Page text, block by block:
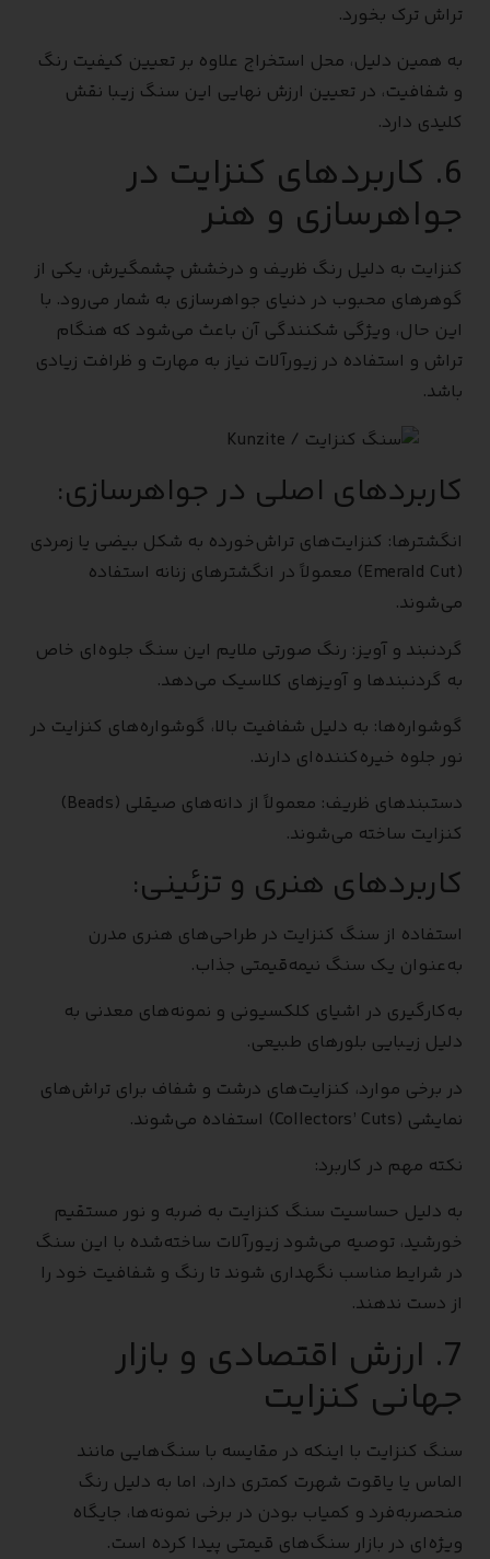
تراش ترک بخورد.
به همین دلیل، محل استخراج علاوه بر تعیین کیفیت رنگ
و شفافیت، در تعیین ارزش نهایی این سنگ زیبا نقش
کلیدی دارد.
6. کاربردهای کنزایت در
جواهرسازی و هنر
کنزایت به دلیل رنگ ظریف و درخشش چشمگیرش، یکی از
گوهرهای محبوب در دنیای جواهرسازی به شمار می‌رود. با
این حال، ویژگی شکنندگی آن باعث می‌شود که هنگام
تراش و استفاده در زیورآلات نیاز به مهارت و ظرافت زیادی
باشد.
کاربردهای اصلی در جواهرسازی:
انگشترها: کنزایت‌های تراش‌خورده به شکل بیضی یا زمردی
(Emerald Cut) معمولاً در انگشترهای زنانه استفاده
می‌شوند.
گردنبند و آویز: رنگ صورتی ملایم این سنگ جلوه‌ای خاص
به گردنبندها و آویزهای کلاسیک می‌دهد.
گوشواره‌ها: به دلیل شفافیت بالا، گوشواره‌های کنزایت در
نور جلوه خیره‌کننده‌ای دارند.
دستبندهای ظریف: معمولاً از دانه‌های صیقلی (Beads)
کنزایت ساخته می‌شوند.
کاربردهای هنری و تزئینی:
استفاده از سنگ کنزایت در طراحی‌های هنری مدرن
به‌عنوان یک سنگ نیمه‌قیمتی جذاب.
به‌کارگیری در اشیای کلکسیونی و نمونه‌های معدنی به
دلیل زیبایی بلورهای طبیعی.
در برخی موارد، کنزایت‌های درشت و شفاف برای تراش‌های
نمایشی (Collectors’ Cuts) استفاده می‌شوند.
نکته مهم در کاربرد:
به دلیل حساسیت سنگ کنزایت به ضربه و نور مستقیم
خورشید، توصیه می‌شود زیورآلات ساخته‌شده با این سنگ
در شرایط مناسب نگهداری شوند تا رنگ و شفافیت خود را
از دست ندهند.
7. ارزش اقتصادی و بازار
جهانی کنزایت
سنگ کنزایت با اینکه در مقایسه با سنگ‌هایی مانند
الماس یا یاقوت شهرت کمتری دارد، اما به دلیل رنگ
منحصربه‌فرد و کمیاب بودن در برخی نمونه‌ها، جایگاه
ویژه‌ای در بازار سنگ‌های قیمتی پیدا کرده است.